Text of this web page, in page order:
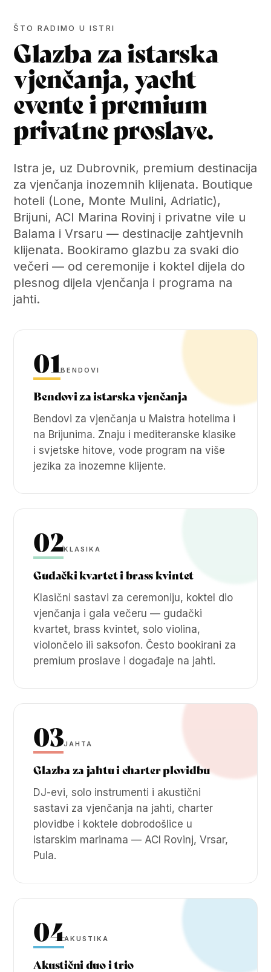
ŠTO RADIMO U ISTRI
Glazba za istarska
vjenčanja, yacht
evente i premium
privatne proslave.
Istra je, uz Dubrovnik, premium destinacija
za vjenčanja inozemnih klijenata. Boutique
hoteli (Lone, Monte Mulini, Adriatic),
Brijuni, ACI Marina Rovinj i privatne vile u
Balama i Vrsaru — destinacije zahtjevnih
klijenata. Bookiramo glazbu za svaki dio
večeri — od ceremonije i koktel dijela do
plesnog dijela vjenčanja i programa na
jahti.
01BENDOVI
Bendovi za istarska vjenčanja
Bendovi za vjenčanja u Maistra hotelima i
na Brijunima. Znaju i mediteranske klasike
i svjetske hitove, vode program na više
jezika za inozemne klijente.
02KLASIKA
Gudački kvartet i brass kvintet
Klasični sastavi za ceremoniju, koktel dio
vjenčanja i gala večeru — gudački
kvartet, brass kvintet, solo violina,
violončelo ili saksofon. Često bookirani za
premium proslave i događaje na jahti.
03JAHTA
Glazba za jahtu i charter plovidbu
DJ-evi, solo instrumenti i akustični
sastavi za vjenčanja na jahti, charter
plovidbe i koktele dobrodošlice u
istarskim marinama — ACI Rovinj, Vrsar,
Pula.
04AKUSTIKA
Akustični duo i trio